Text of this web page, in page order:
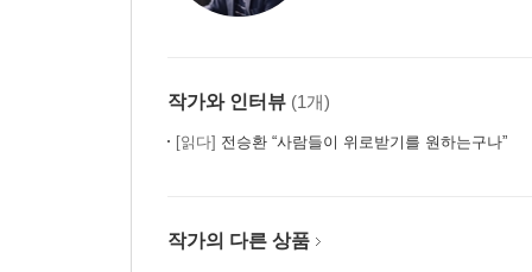
작가와 인터뷰 (1개)
[읽다] 전승환 “사람들이 위로받기를 원하는구나”
작가의 다른 상품